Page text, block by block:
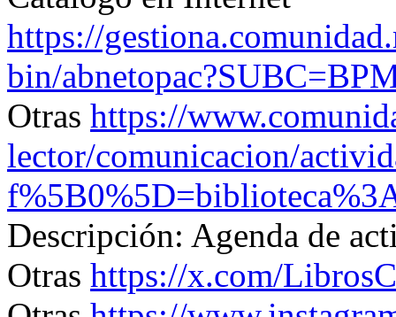
https://
bin/
Otras https://
lector/comunicacion/
Descripción: Agenda de
Otras https://x.com/